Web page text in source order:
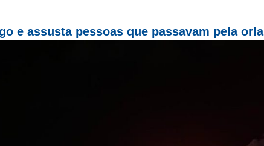
e assusta pessoas que passavam pela orla